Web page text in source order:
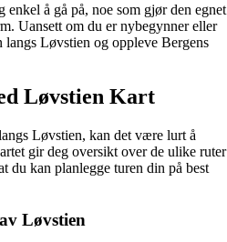
å gå på, noe som gjør den egnet
Uansett om du er nybegynner eller
Løvstien og oppleve Bergens
Løvstien Kart
Løvstien, kan det være lurt å
gir deg oversikt over de ulike ruter
du kan planlegge turen din på best
Løvstien